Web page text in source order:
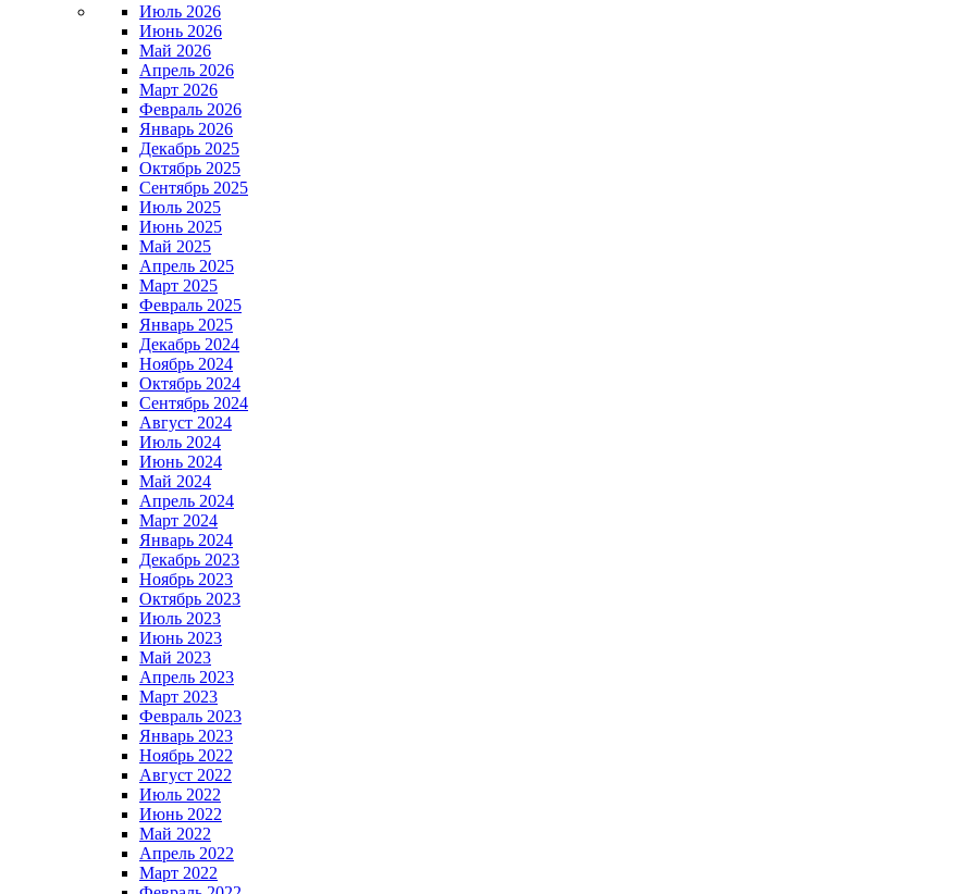
Июль 2026
Июнь 2026
Май 2026
Апрель 2026
Март 2026
Февраль 2026
Январь 2026
Декабрь 2025
Октябрь 2025
Сентябрь 2025
Июль 2025
Июнь 2025
Май 2025
Апрель 2025
Март 2025
Февраль 2025
Январь 2025
Декабрь 2024
Ноябрь 2024
Октябрь 2024
Сентябрь 2024
Август 2024
Июль 2024
Июнь 2024
Май 2024
Апрель 2024
Март 2024
Январь 2024
Декабрь 2023
Ноябрь 2023
Октябрь 2023
Июль 2023
Июнь 2023
Май 2023
Апрель 2023
Март 2023
Февраль 2023
Январь 2023
Ноябрь 2022
Август 2022
Июль 2022
Июнь 2022
Май 2022
Апрель 2022
Март 2022